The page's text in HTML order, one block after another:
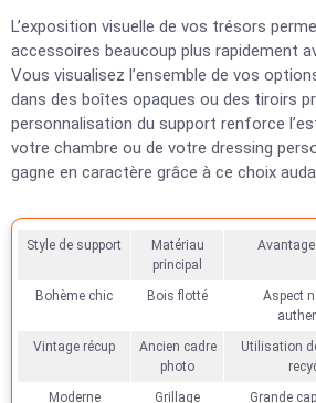
L’exposition visuelle de vos trésors
accessoires beaucoup plus rapidement
Vous visualisez l’ensemble de vos
dans des boîtes opaques ou des tiroirs
personnalisation du support renforce
votre chambre ou de votre dressing
gagne en caractère grâce à ce choix
Style de support
Matériau
principal
Avantage
Bohème chic
Bois flotté
Aspect
Vintage récup
Ancien cadre
photo
Utilisation
Moderne
Grillage
Grande